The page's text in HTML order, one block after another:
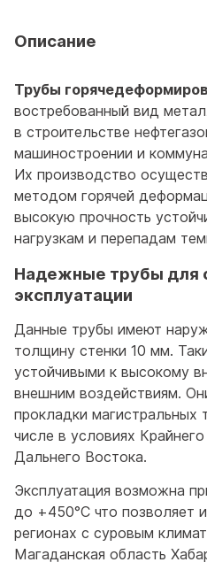
Описание
Трубы
востребованный вид
в строительстве
машиностроении и
Их производство
методом горячей
высокую прочность
нагрузкам и перепадам
Надежные трубы для
эксплуатации
Данные трубы имеют
толщину стенки 10 мм.
устойчивыми к высокому
внешним воздействиям.
прокладки магистральных
числе в условиях
Дальнего Востока.
Эксплуатация возможна
до +450°C что позволяет
регионах с суровым
Магаданская область